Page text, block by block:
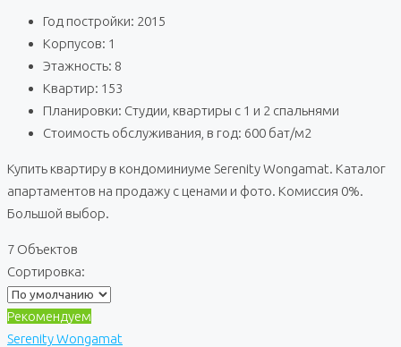
Год постройки: 2015
Корпусов: 1
Этажность: 8
Квартир: 153
Планировки: Студии, квартиры с 1 и 2 спальнями
Стоимость обслуживания, в год: 600 бат/м2
Купить квартиру в кондоминиуме Serenity Wongamat. Каталог
апартаментов на продажу с ценами и фото. Комиссия 0%.
Большой выбор.
7 Объектов
Сортировка:
Рекомендуем
Serenity Wongamat